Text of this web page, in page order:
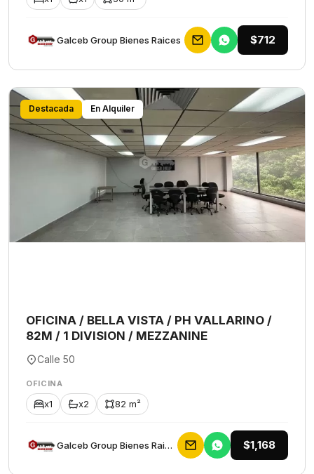
Galceb Group Bienes Raices $712
Destacada En Alquiler
OFICINA / BELLA VISTA / PH VALLARINO /
82M / 1 DIVISION / MEZZANINE
Calle 50
OFICINA
x1 x2 82 m²
Galceb Group Bienes Raices $1,168